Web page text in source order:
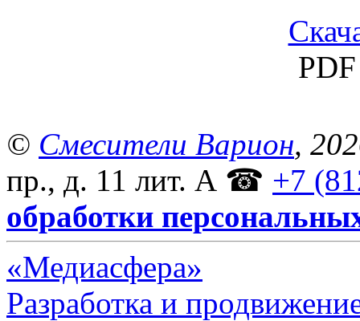
© Смесители Варион,
пр., д. 11 лит. А ☎ +7
обработки
«Медиасфера»
Разработка и